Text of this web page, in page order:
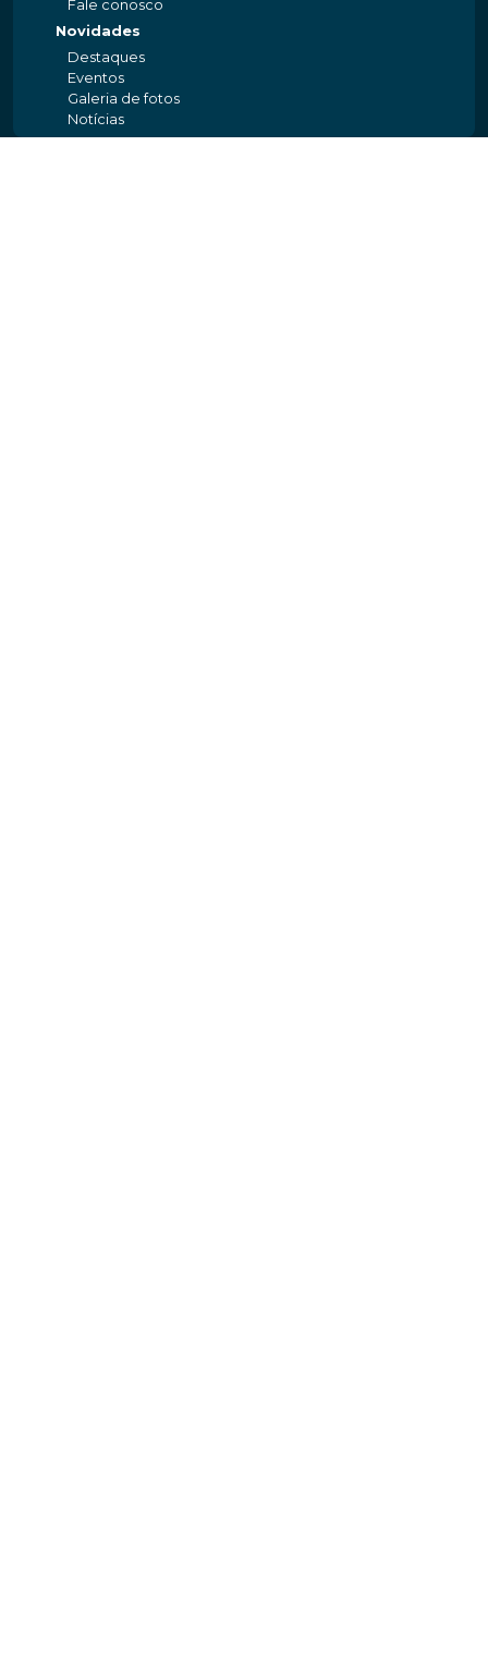
Fale conosco
Novidades
Destaques
Eventos
Galeria de fotos
Notícias